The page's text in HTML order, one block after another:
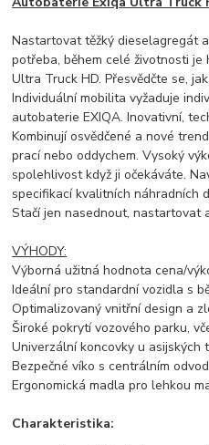
Nastartovat těžký dieselagregát
potřeba, během celé životnosti je
Ultra Truck HD. Přesvědčte se,
Individuální mobilita vyžaduje
autobaterie EXIQA. Inovativní,
Kombinují osvědčené a nové
prací nebo oddychem. Vysoký
spolehlivost když ji očekáváte.
specifikací kvalitních náhradních
Stačí jen nasednout, nastartovat
VÝHODY:
Výborná užitná hodnota cena/
Ideální pro standardní vozidla s
Optimalizovaný vnitřní design a
Široké pokrytí vozového parku,
Univerzální koncovky u asijských
Bezpečné víko s centrálním
Ergonomická madla pro lehkou
Charakteristika: